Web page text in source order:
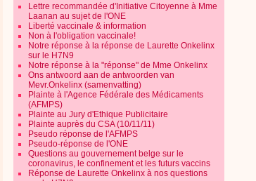
Lettre recommandée d'Initiative Citoyenne à Mme
Laanan au sujet de l'ONE
Liberté vaccinale & information
Non à l'obligation vaccinale!
Notre réponse à la réponse de Laurette Onkelinx
sur le H7N9
Notre réponse à la "réponse" de Mme Onkelinx
Ons antwoord aan de antwoorden van
Mevr.Onkelinx (samenvatting)
Plainte à l'Agence Fédérale des Médicaments
(AFMPS)
Plainte au Jury d'Ethique Publicitaire
Plainte auprès du CSA (10/11/11)
Pseudo réponse de l'AFMPS
Pseudo-réponse de l'ONE
Questions au gouvernement belge sur le
coronavirus, le confinement et les futurs vaccins
Réponse de Laurette Onkelinx à nos questions